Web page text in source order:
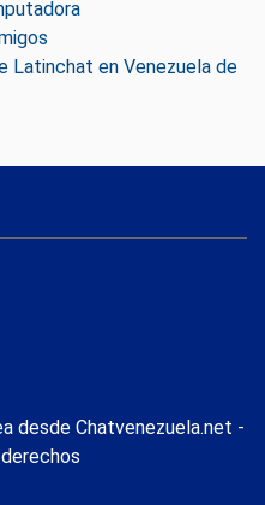
Latinchat en Venezuela de
desde Chatvenezuela.net -